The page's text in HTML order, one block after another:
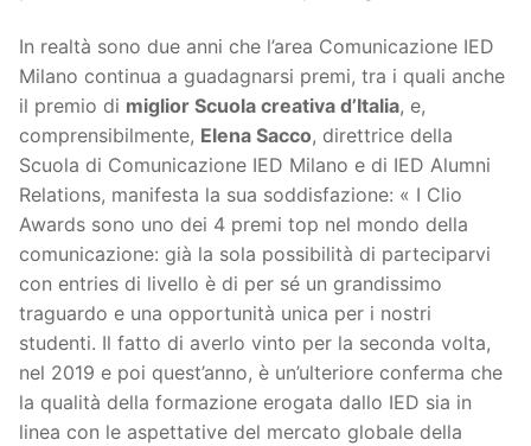
In realtà sono due anni che l’area Comunicazione IED
Milano continua a guadagnarsi premi, tra i quali anche
il premio di miglior Scuola creativa d’Italia, e,
comprensibilmente, Elena Sacco, direttrice della
Scuola di Comunicazione IED Milano e di IED Alumni
Relations, manifesta la sua soddisfazione: « I Clio
Awards sono uno dei 4 premi top nel mondo della
comunicazione: già la sola possibilità di parteciparvi
con entries di livello è di per sé un grandissimo
traguardo e una opportunità unica per i nostri
studenti. Il fatto di averlo vinto per la seconda volta,
nel 2019 e poi quest’anno, è un’ulteriore conferma che
la qualità della formazione erogata dallo IED sia in
linea con le aspettative del mercato globale della